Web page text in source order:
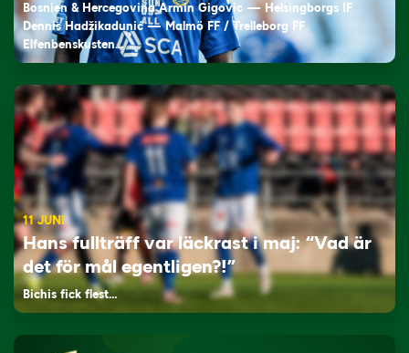
Bosnien & Hercegovina Armin Gigovic — Helsingborgs IF
Dennis Hadžikadunić — Malmö FF / Trelleborg FF
Elfenbenskusten…
11 JUNI
Hans fullträff var läckrast i maj: “Vad är
det för mål egentligen?!”
Bichis fick flest…